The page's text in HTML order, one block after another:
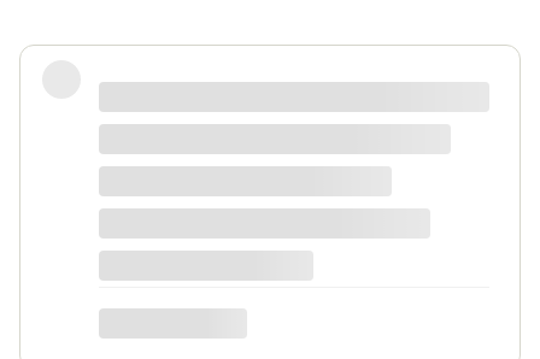
Fotel piękny, wygodny, polecam.
Dorota
ciemno zielony Velvet